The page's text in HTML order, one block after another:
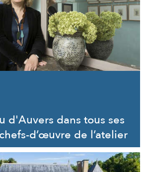
d'Auvers dans tous ses
d’œuvre de l’atelier